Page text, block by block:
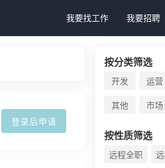
我要找工作 我要招聘
登录后申请
按分类筛选
开发 运营
其他
市场
按性质筛选
远程全职